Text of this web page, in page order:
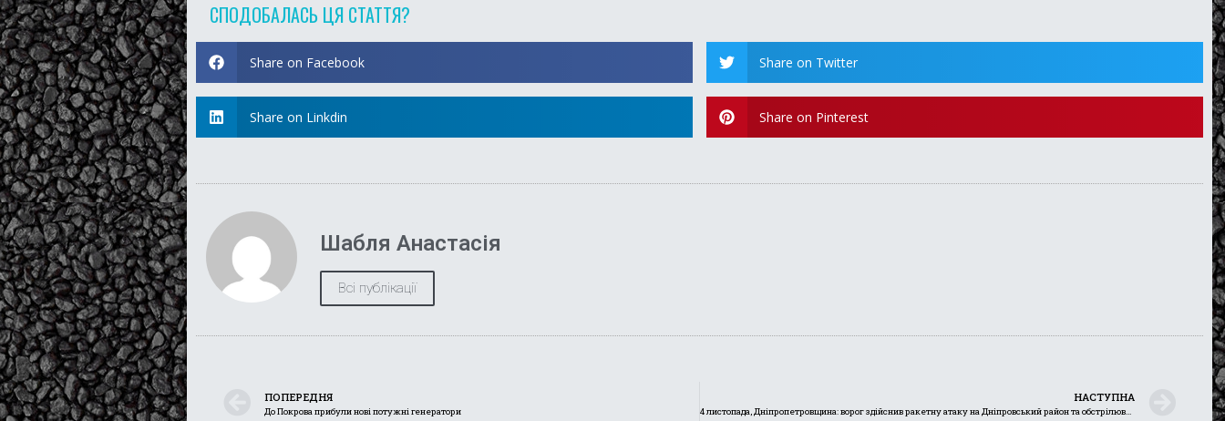
СПОДОБАЛАСЬ ЦЯ СТАТТЯ?
Share on Facebook Share on Twitter
Share on Linkdin Share on Pinterest
Шабля Анастасія
Всі публікації
ПОПЕРЕДНЯ
До Покрова прибули нові потужні генератори
НАСТУПНА
4 листопада, Дніпропетровщина: ворог здійснив ракетну атаку на Дніпровський район та обстрілював Нікопольщину